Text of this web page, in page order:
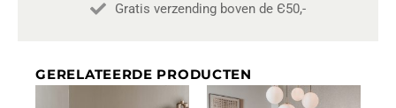
Gratis verzending boven de Є50,-
GERELATEERDE PRODUCTEN